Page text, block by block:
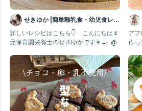
せきゆか |簡単離乳食・幼児食レシ
ピ
詳しいレシピはこちら👇 ⁡ ⁡ ⁡ こんにちは🌷
元保育園栄養士のせきゆかです👩‍🍳 ⁡ @
ア
作っ